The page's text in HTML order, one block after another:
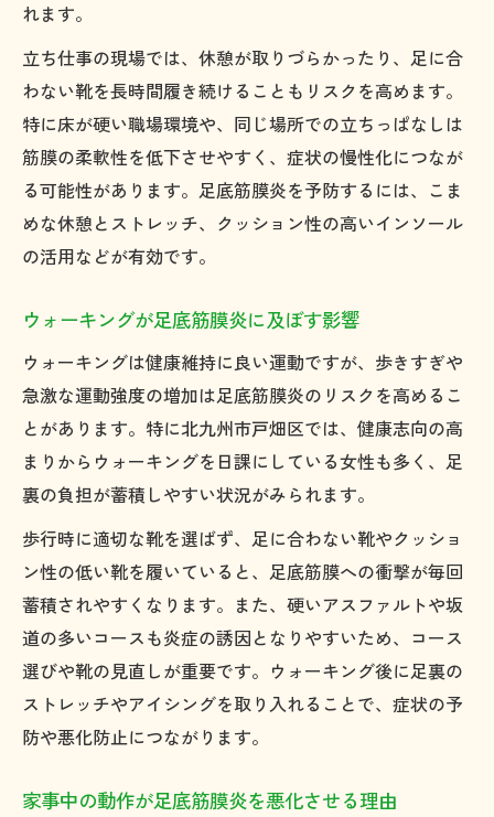
れます。
立ち仕事の現場では、休憩が取りづらかったり、足に合
わない靴を長時間履き続けることもリスクを高めます。
特に床が硬い職場環境や、同じ場所での立ちっぱなしは
筋膜の柔軟性を低下させやすく、症状の慢性化につなが
る可能性があります。足底筋膜炎を予防するには、こま
めな休憩とストレッチ、クッション性の高いインソール
の活用などが有効です。
ウォーキングが足底筋膜炎に及ぼす影響
ウォーキングは健康維持に良い運動ですが、歩きすぎや
急激な運動強度の増加は足底筋膜炎のリスクを高めるこ
とがあります。特に北九州市戸畑区では、健康志向の高
まりからウォーキングを日課にしている女性も多く、足
裏の負担が蓄積しやすい状況がみられます。
歩行時に適切な靴を選ばず、足に合わない靴やクッショ
ン性の低い靴を履いていると、足底筋膜への衝撃が毎回
蓄積されやすくなります。また、硬いアスファルトや坂
道の多いコースも炎症の誘因となりやすいため、コース
選びや靴の見直しが重要です。ウォーキング後に足裏の
ストレッチやアイシングを取り入れることで、症状の予
防や悪化防止につながります。
家事中の動作が足底筋膜炎を悪化させる理由